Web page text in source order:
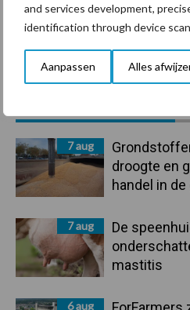
and services development,
identification through device
Aanpassen Alles
Sidebar
7 aug
droogte en
handel in de
7 aug
De
mastitis
6 aug
Toon